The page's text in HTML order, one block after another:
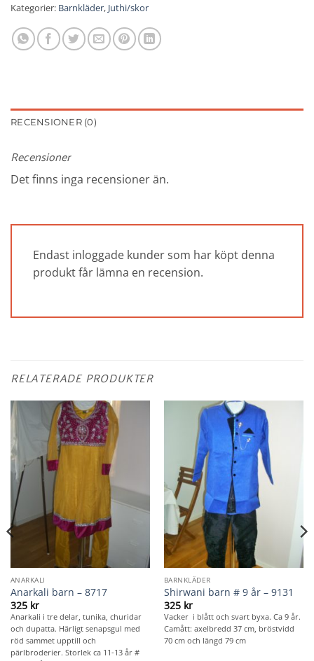
Kategorier: Barnkläder, Juthi/skor
RECENSIONER (0)
Recensioner
Det finns inga recensioner än.
Endast inloggade kunder som har köpt denna
produkt får lämna en recension.
RELATERADE PRODUKTER
ANARKALI
Anarkali barn – 8717
325 kr
Anarkali i tre delar, tunika, churidar
och dupatta. Härligt senapsgul med
röd sammet upptill och
pärlbroderier. Storlek ca 11-13 år #
BARNKLÄDER
Shirwani barn # 9 år – 9131
325 kr
Vacker i blått och svart byxa. Ca 9 år.
Camått: axelbredd 37 cm, bröstvidd
70 cm och längd 79 cm